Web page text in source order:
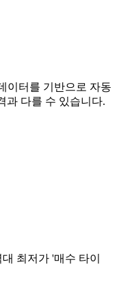
이터를 기반으로 자동
과 다를 수 있습니다.
최저가 '매수 타이